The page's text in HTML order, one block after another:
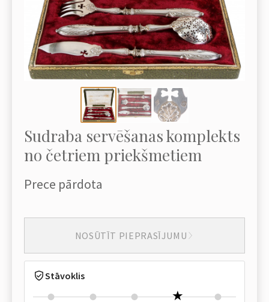
Sudraba servēšanas komplekts
no četriem priekšmetiem
Prece pārdota
NOSŪTĪT PIEPRASĪJUMU
Stāvoklis